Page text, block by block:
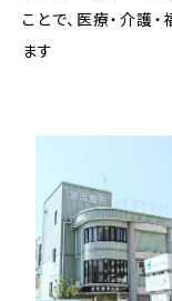
ことで、医療・介護
ます